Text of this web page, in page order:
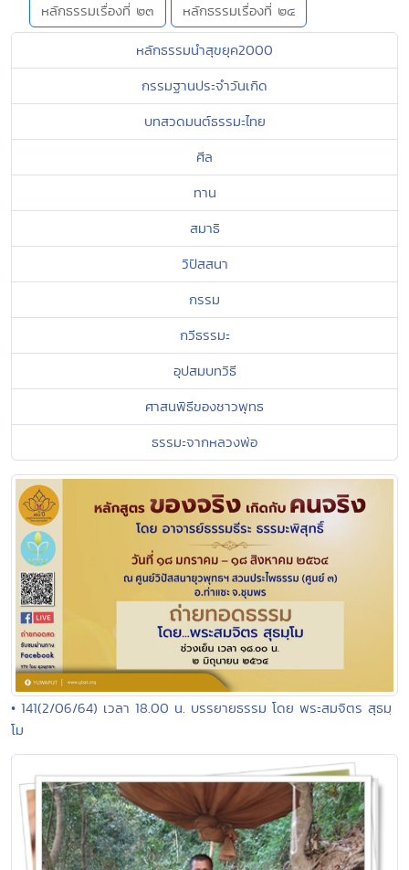
หลักธรรมเรื่องที่ ๒๓
หลักธรรมเรื่องที่ ๒๔
หลักธรรมนำสุขยุค2000
กรรมฐานประจำวันเกิด
บทสวดมนต์ธรรมะไทย
ศีล
ทาน
สมาธิ
วิปัสสนา
กรรม
กวีธรรมะ
อุปสมบทวิธี
ศาสนพิธีของชาวพุทธ
ธรรมะจากหลวงพ่อ
• 141(2/06/64) เวลา 18.00 น. บรรยายธรรม โดย พระสมจิตร สุธมฺ
โม